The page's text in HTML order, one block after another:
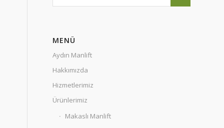
MENÜ
Aydın Manlift
Hakkımızda
Hizmetlerimiz
Ürünlerimiz
Makaslı Manlift